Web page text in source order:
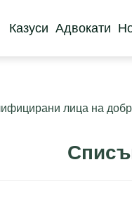
Казуси Адвокати
лица на